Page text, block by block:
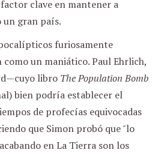
clave en mantener a
un gran país.
furiosamente
como un maniático. Paul Ehrlich,
libro The Population Bomb
bien podría establecer el
de profecías equivocadas
que Simon probó que "lo
en La Tierra son los